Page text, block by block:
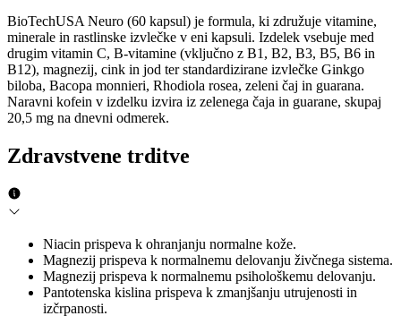
BioTechUSA Neuro (60 kapsul) je formula, ki združuje vitamine,
minerale in rastlinske izvlečke v eni kapsuli. Izdelek vsebuje med
drugim vitamin C, B-vitamine (vključno z B1, B2, B3, B5, B6 in
B12), magnezij, cink in jod ter standardizirane izvlečke Ginkgo
biloba, Bacopa monnieri, Rhodiola rosea, zeleni čaj in guarana.
Naravni kofein v izdelku izvira iz zelenega čaja in guarane, skupaj
20,5 mg na dnevni odmerek.
Zdravstvene trditve
Niacin prispeva k ohranjanju normalne kože.
Magnezij prispeva k normalnemu delovanju živčnega sistema.
Magnezij prispeva k normalnemu psihološkemu delovanju.
Pantotenska kislina prispeva k zmanjšanju utrujenosti in
izčrpanosti.